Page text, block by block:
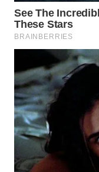
Wahana
Media
Group
WAHANA
NEWS
WAHANA
TANI
WAHANA
ADVOKAT